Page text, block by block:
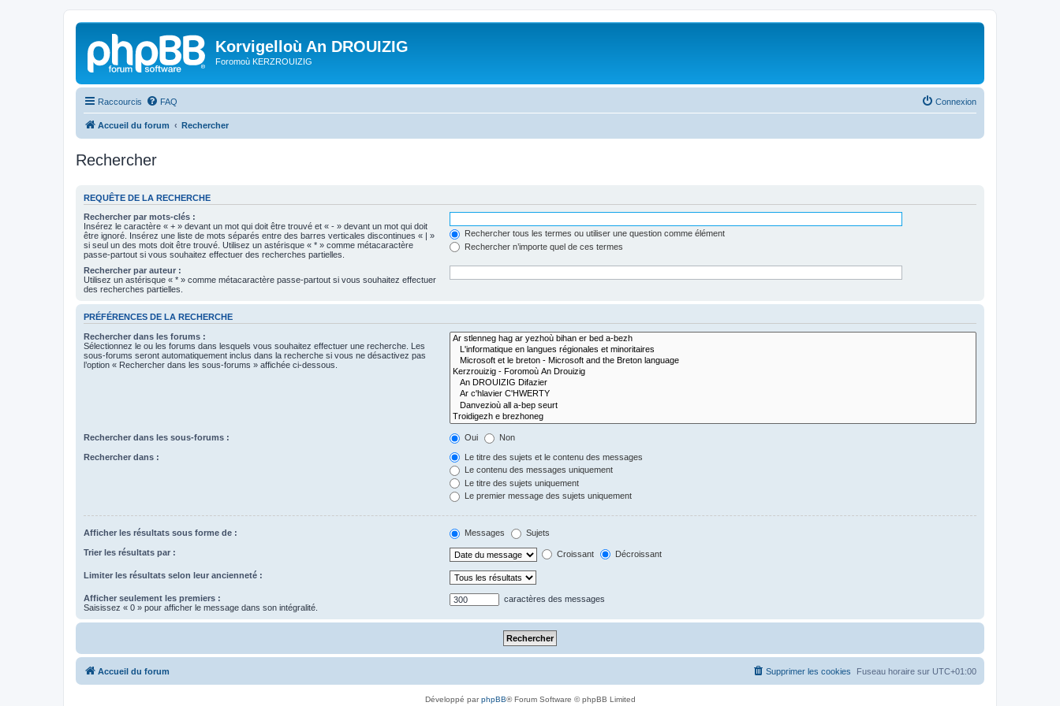
Korvigelloù An DROUIZIG
Foromoù KERZROUIZIG
Raccourcis FAQ Connexion
Accueil du forum Rechercher
Rechercher
REQUÊTE DE LA RECHERCHE
Rechercher par mots-clés :
Insérez le caractère « + » devant un mot qui doit être trouvé et « - » devant un mot qui doit
être ignoré. Insérez une liste de mots séparés entre des barres verticales discontinues « | »
si seul un des mots doit être trouvé. Utilisez un astérisque « * » comme métacaractère
passe-partout si vous souhaitez effectuer des recherches partielles.
Rechercher tous les termes ou utiliser une question comme élément
Rechercher n’importe quel de ces termes
Rechercher par auteur :
Utilisez un astérisque « * » comme métacaractère passe-partout si vous souhaitez effectuer
des recherches partielles.
PRÉFÉRENCES DE LA RECHERCHE
Rechercher dans les forums :
Sélectionnez le ou les forums dans lesquels vous souhaitez effectuer une recherche. Les
sous-forums seront automatiquement inclus dans la recherche si vous ne désactivez pas
l’option « Rechercher dans les sous-forums » affichée ci-dessous.
Rechercher dans les sous-forums : Oui Non
Rechercher dans :
Le titre des sujets et le contenu des messages
Le contenu des messages uniquement
Le titre des sujets uniquement
Le premier message des sujets uniquement
Afficher les résultats sous forme de : Messages Sujets
Trier les résultats par : Croissant Décroissant
Limiter les résultats selon leur ancienneté :
Afficher seulement les premiers :
Saisissez « 0 » pour afficher le message dans son intégralité.
caractères des messages
Accueil du forum Fuseau horaire sur UTC+01:00
Supprimer les cookies
Développé parphpBB® Forum Software © phpBB Limited